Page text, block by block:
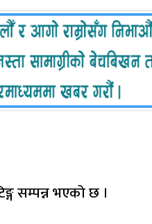
सम्पन्न भएको छ ।